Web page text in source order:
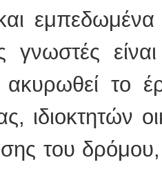
ακυρωθεί το
ιδιοκτητών
του